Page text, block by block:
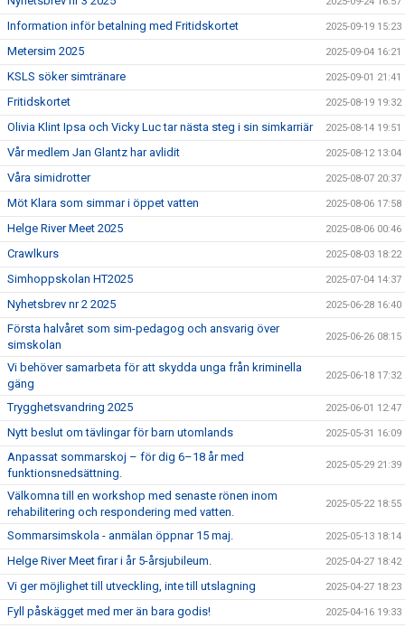
Information inför betalning med Fritidskortet 2025-09-19 15:23
Metersim 2025 2025-09-04 16:21
KSLS söker simtränare 2025-09-01 21:41
Fritidskortet 2025-08-19 19:32
Olivia Klint Ipsa och Vicky Luc tar nästa steg i sin simkarriär 2025-08-14 19:51
Vår medlem Jan Glantz har avlidit 2025-08-12 13:04
Våra simidrotter 2025-08-07 20:37
Möt Klara som simmar i öppet vatten 2025-08-06 17:58
Helge River Meet 2025 2025-08-06 00:46
Crawlkurs 2025-08-03 18:22
Simhoppskolan HT2025 2025-07-04 14:37
Nyhetsbrev nr 2 2025 2025-06-28 16:40
Första halvåret som sim-pedagog och ansvarig över
simskolan
2025-06-26 08:15
Vi behöver samarbeta för att skydda unga från kriminella
gäng
2025-06-18 17:32
Trygghetsvandring 2025 2025-06-01 12:47
Nytt beslut om tävlingar för barn utomlands 2025-05-31 16:09
Anpassat sommarskoj – för dig 6–18 år med
funktionsnedsättning.
2025-05-29 21:39
Välkomna till en workshop med senaste rönen inom
rehabilitering och respondering med vatten.
2025-05-22 18:55
Sommarsimskola - anmälan öppnar 15 maj. 2025-05-13 18:14
Helge River Meet firar i år 5-årsjubileum. 2025-04-27 18:42
Vi ger möjlighet till utveckling, inte till utslagning 2025-04-27 18:23
Fyll påskägget med mer än bara godis! 2025-04-16 19:33